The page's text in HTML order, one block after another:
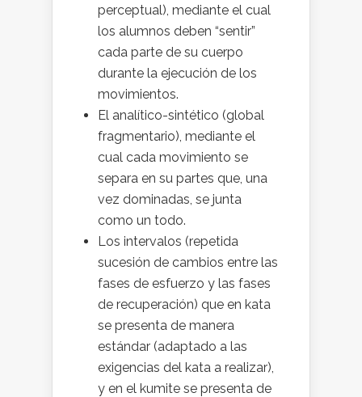
perceptual), mediante el cual
los alumnos deben “sentir”
cada parte de su cuerpo
durante la ejecución de los
movimientos.
El analítico-sintético (global
fragmentario), mediante el
cual cada movimiento se
separa en su partes que, una
vez dominadas, se junta
como un todo.
Los intervalos (repetida
sucesión de cambios entre las
fases de esfuerzo y las fases
de recuperación) que en kata
se presenta de manera
estándar (adaptado a las
exigencias del kata a realizar),
y en el kumite se presenta de